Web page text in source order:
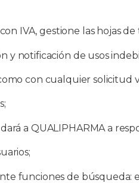
IVA, gestione las hojas
y notificación de usos
con cualquier
a QUALIPHARMA a
funciones de